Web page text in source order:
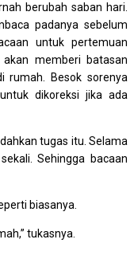
berubah saban hari.
padanya sebelum
untuk pertemuan
memberi batasan
rumah. Besok sorenya
dikoreksi jika ada
tugas itu. Selama
Sehingga bacaan
biasanya.
tukasnya.